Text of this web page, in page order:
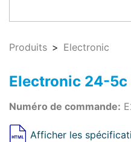
Produits Electronic
Electronic 24-
Numéro de commande:
Afficher les